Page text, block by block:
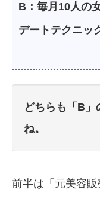
B：毎月10人の
デートテクニッ
どちらも「B
ね。
前半は「元美容